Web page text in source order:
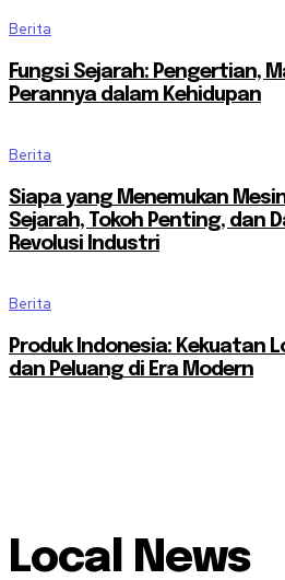
Berita
Fungsi Sejarah: Pengertian,
Perannya dalam Kehidupan
Berita
Siapa yang Menemukan
Sejarah, Tokoh Penting, dan
Revolusi Industri
Berita
Produk Indonesia: Kekuatan
dan Peluang di Era Modern
Local News